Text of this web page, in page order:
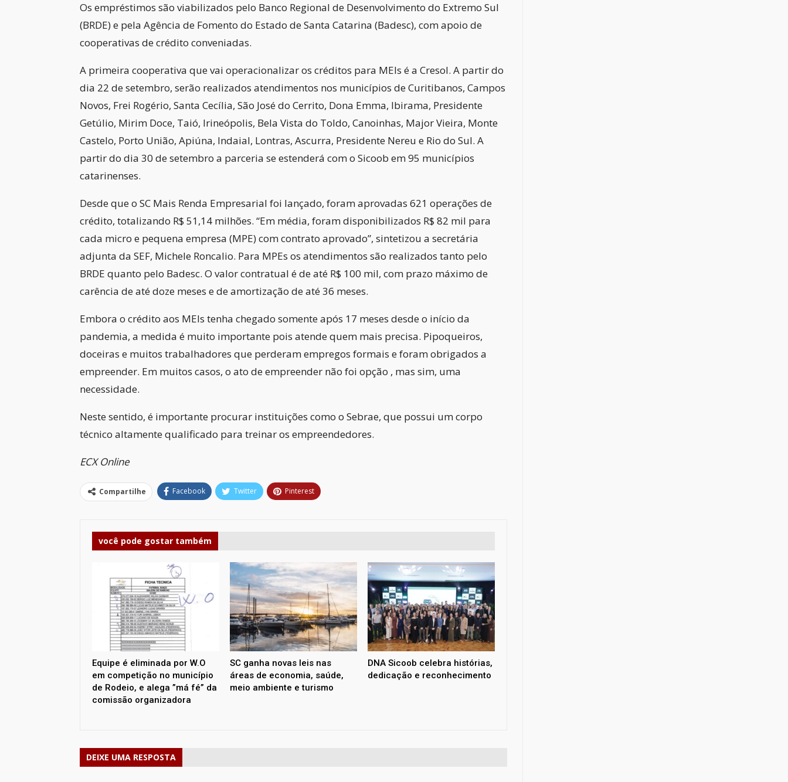
Os empréstimos são viabilizados pelo Banco Regional de Desenvolvimento do Extremo Sul
(BRDE) e pela Agência de Fomento do Estado de Santa Catarina (Badesc), com apoio de
cooperativas de crédito conveniadas.
A primeira cooperativa que vai operacionalizar os créditos para MEIs é a Cresol. A partir do
dia 22 de setembro, serão realizados atendimentos nos municípios de Curitibanos, Campos
Novos, Frei Rogério, Santa Cecília, São José do Cerrito, Dona Emma, Ibirama, Presidente
Getúlio, Mirim Doce, Taió, Irineópolis, Bela Vista do Toldo, Canoinhas, Major Vieira, Monte
Castelo, Porto União, Apiúna, Indaial, Lontras, Ascurra, Presidente Nereu e Rio do Sul. A
partir do dia 30 de setembro a parceria se estenderá com o Sicoob em 95 municípios
catarinenses.
Desde que o SC Mais Renda Empresarial foi lançado, foram aprovadas 621 operações de
crédito, totalizando R$ 51,14 milhões. “Em média, foram disponibilizados R$ 82 mil para
cada micro e pequena empresa (MPE) com contrato aprovado”, sintetizou a secretária
adjunta da SEF, Michele Roncalio. Para MPEs os atendimentos são realizados tanto pelo
BRDE quanto pelo Badesc. O valor contratual é de até R$ 100 mil, com prazo máximo de
carência de até doze meses e de amortização de até 36 meses.
Embora o crédito aos MEIs tenha chegado somente após 17 meses desde o início da
pandemia, a medida é muito importante pois atende quem mais precisa. Pipoqueiros,
doceiras e muitos trabalhadores que perderam empregos formais e foram obrigados a
empreender. Em muitos casos, o ato de empreender não foi opção , mas sim, uma
necessidade.
Neste sentido, é importante procurar instituições como o Sebrae, que possui um corpo
técnico altamente qualificado para treinar os empreendedores.
ECX Online
Compartilhe Facebook Twitter Pinterest
você pode gostar também
Equipe é eliminada por W.O
em competição no município
de Rodeio, e alega ”má fé” da
comissão organizadora
SC ganha novas leis nas
áreas de economia, saúde,
meio ambiente e turismo
DNA Sicoob celebra histórias,
dedicação e reconhecimento
DEIXE UMA RESPOSTA